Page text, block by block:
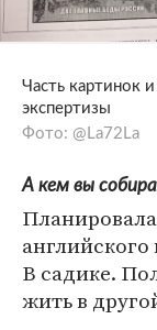
Часть картинок
экспертизы
Фото: @La72La
А кем вы
В садике.
жить в